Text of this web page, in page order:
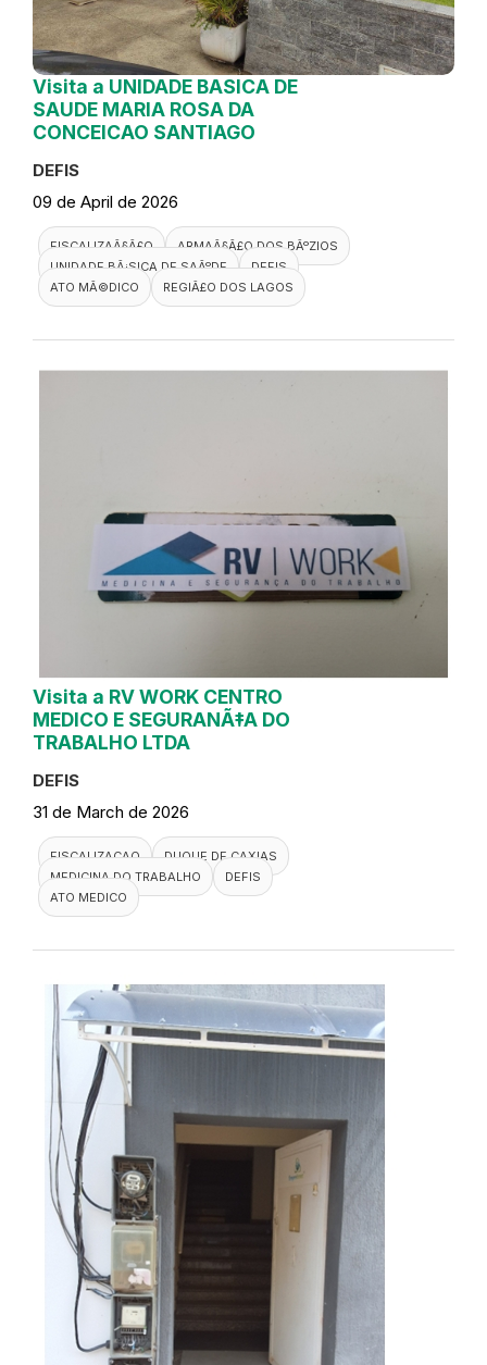
Visita a UNIDADE BASICA DE
SAUDE MARIA ROSA DA
CONCEICAO SANTIAGO
DEFIS
09 de April de 2026
FISCALIZAÃ§Ã£O
ARMAÃ§Ã£O DOS BÃºZIOS
UNIDADE BÃ¡SICA DE SAÃºDE
DEFIS
ATO MÃ©DICO
REGIÃ£O DOS LAGOS
Visita a RV WORK CENTRO
MEDICO E SEGURANÃ‡A DO
TRABALHO LTDA
DEFIS
31 de March de 2026
FISCALIZACAO
DUQUE DE CAXIAS
MEDICINA DO TRABALHO
DEFIS
ATO MEDICO